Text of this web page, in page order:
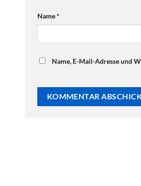
Name*
Name, E-Mail-Adresse und